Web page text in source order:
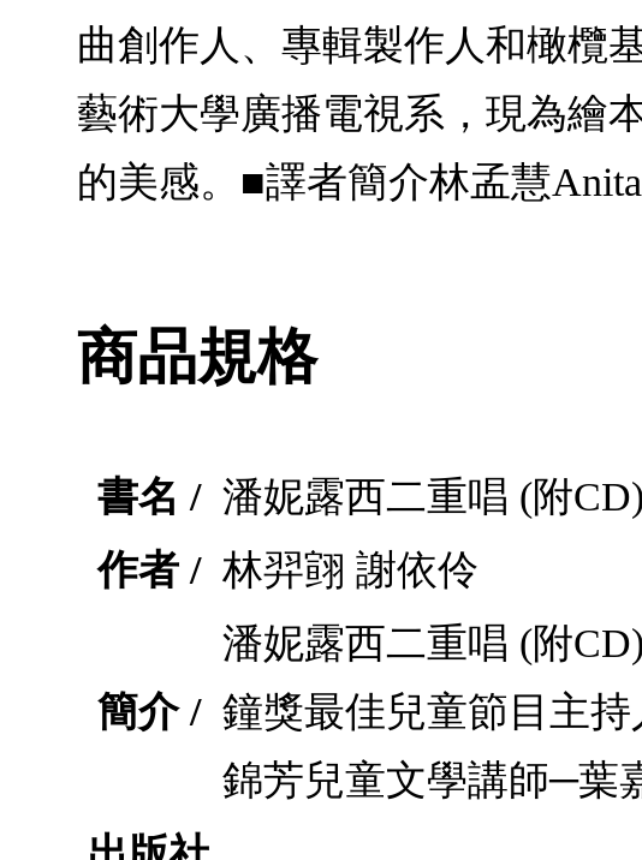
曲創作人、專輯製作人和橄欖
藝術大學廣播電視系，現為繪
的美感。■譯者簡介林孟慧
商品規格
書名 / 潘妮露西二重唱 (附CD)
作者 / 林羿翧 謝依伶
簡介 /
潘妮露西二重唱 (附
鐘獎最佳兒童節目主
錦芳兒童文學講師─葉